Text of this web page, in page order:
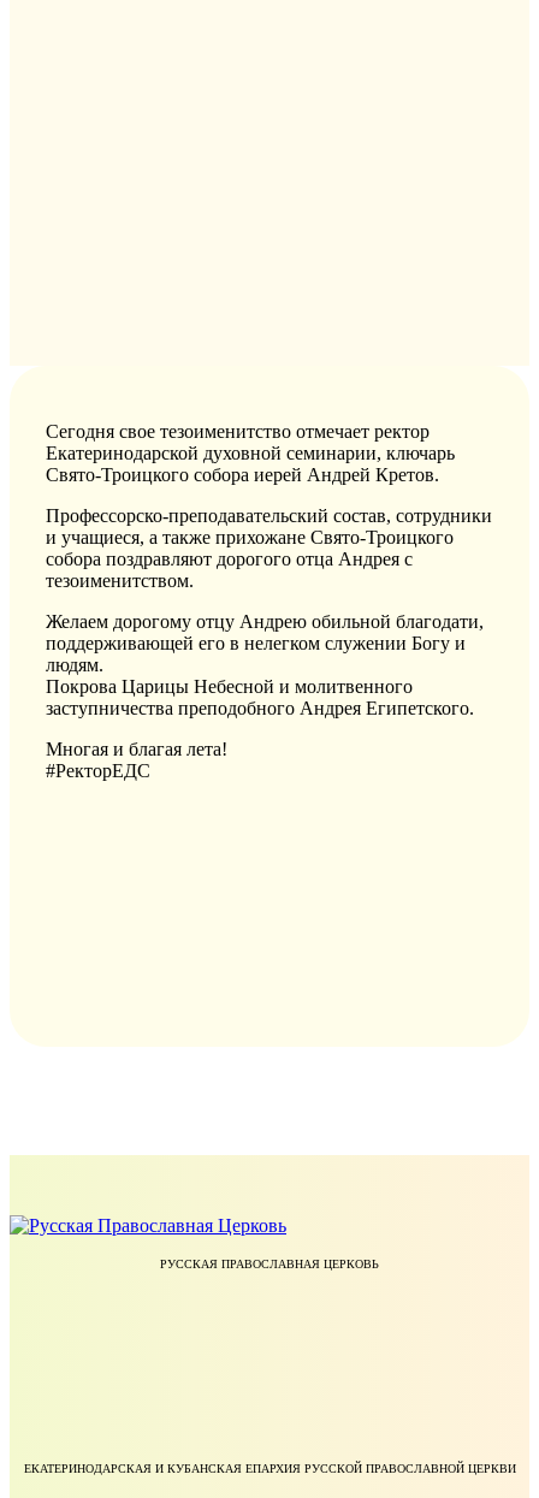
Сегодня свое тезоименитство отмечает ректор
Екатеринодарской духовной семинарии, ключарь
Свято-Троицкого собора иерей Андрей Кретов.
Профессорско-преподавательский состав, сотрудники
и учащиеся, а также прихожане Свято-Троицкого
собора поздравляют дорогого отца Андрея с
тезоименитством.
Желаем дорогому отцу Андрею обильной благодати,
поддерживающей его в нелегком служении Богу и
людям.
Покрова Царицы Небесной и молитвенного
заступничества преподобного Андрея Египетского.
Многая и благая лета!
#РекторЕДС
РУССКАЯ ПРАВОСЛАВНАЯ ЦЕРКОВЬ
ЕКАТЕРИНОДАРСКАЯ И КУБАНСКАЯ ЕПАРХИЯ РУССКОЙ ПРАВОСЛАВНОЙ ЦЕРКВИ